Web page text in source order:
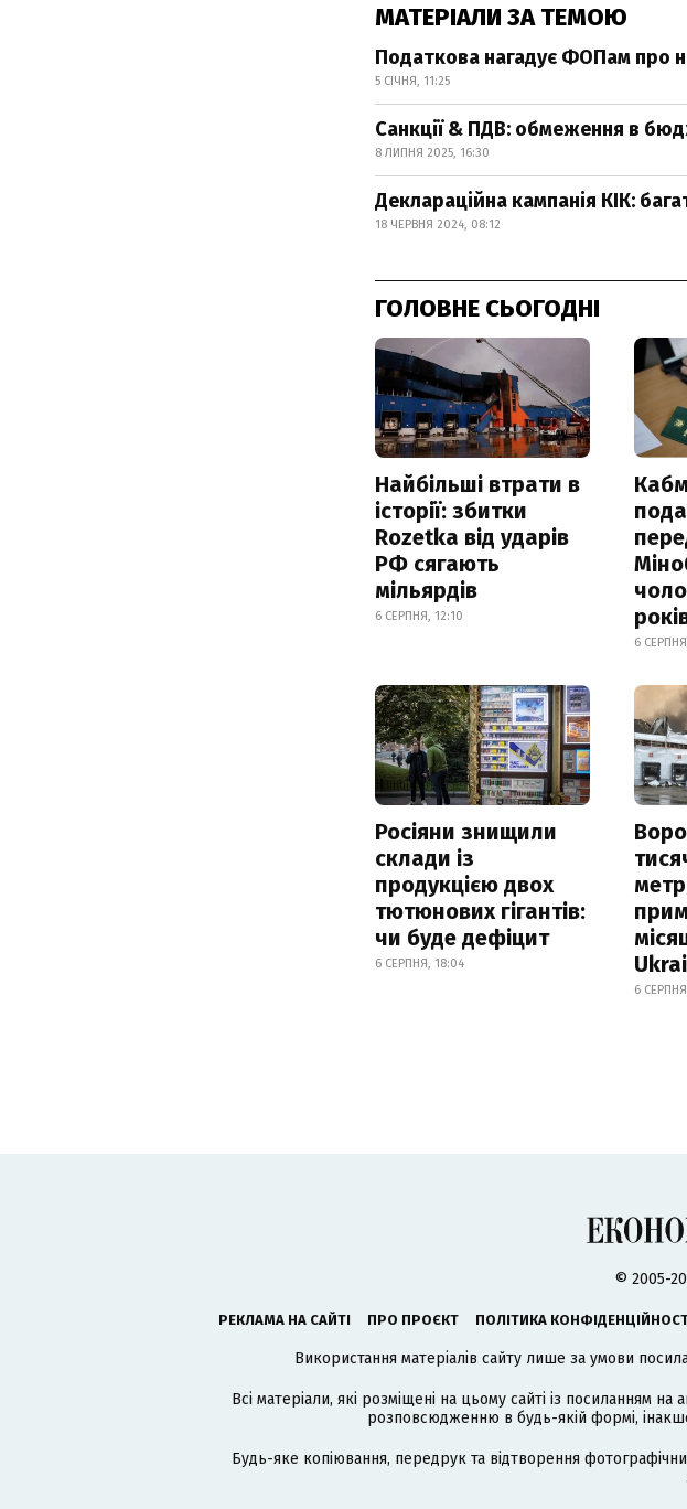
МАТЕРІАЛИ ЗА ТЕМОЮ
Податкова нагадує ФОПам про
5 СІЧНЯ, 11:25
Санкції & ПДВ: обмеження в
8 ЛИПНЯ 2025, 16:30
Деклараційна кампанія КІК:
18 ЧЕРВНЯ 2024, 08:12
ГОЛОВНЕ СЬОГОДНІ
Найбільші втрати в
історії: збитки
Rozetka від ударів
РФ сягають
мільярдів
6 СЕРПНЯ, 12:10
6
Росіяни знищили
склади із
продукцією двох
тютюнових гігантів:
чи буде дефіцит
6 СЕРПНЯ, 18:04
6
© 2005-
РЕКЛАМА НА САЙТІ ПРО ПРОЄКТ ПОЛІТИКА
Використання матеріалів сайту лише за умови
Всі матеріали, які розміщені на цьому сайті із посиланням на
розповсюдженню в будь-якій формі,
Будь-яке копіювання, передрук та відтворення